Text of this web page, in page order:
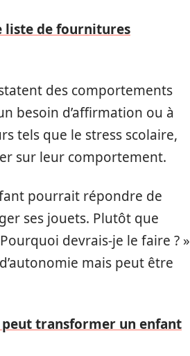
liste de fournitures
des comportements
besoin d’affirmation ou à
tels que le stress scolaire,
sur leur comportement.
pourrait répondre de
ses jouets. Plutôt que
devrais-je le faire ? »
mais peut être
transformer un enfant